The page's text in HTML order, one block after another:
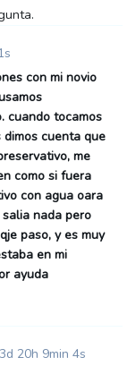
con mi novio
cuando tocamos
cuenta que
me
como si fuera
con agua oara
nada pero
paso, y es muy
en mi
ayuda
20h 9min 4s